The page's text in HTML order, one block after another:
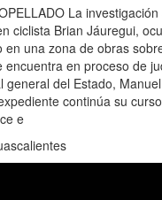
La
ciclista Brian Jáuregui,
en una zona de obras
encuentra en proceso de
general del Estado,
continúa su
e